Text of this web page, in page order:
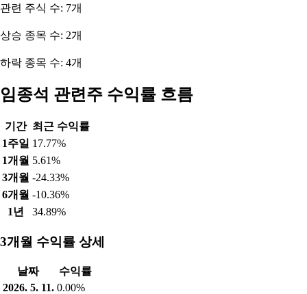
관련 주식 수: 7개
상승 종목 수: 2개
하락 종목 수: 4개
임종석 관련주 수익률 흐름
기간 최근 수익률
1주일 17.77%
1개월 5.61%
3개월 -24.33%
6개월 -10.36%
1년
34.89%
3개월 수익률 상세
날짜
수익률
2026. 5. 11. 0.00%